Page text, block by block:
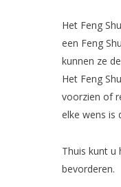
Het Feng
een Feng
kunnen ze
Het Feng
voorzien of
elke wens is
Thuis kunt u
bevorderen.